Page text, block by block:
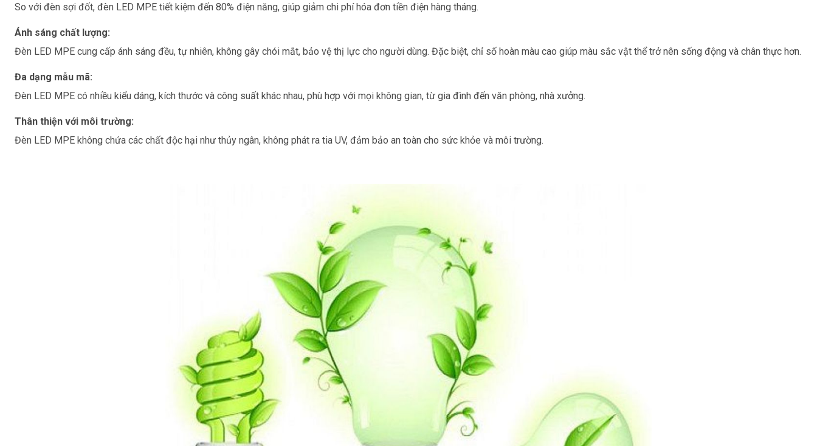
So với đèn sợi đốt, đèn LED MPE tiết kiệm đến 80% điện năng, giúp giảm chi phí hóa đơn tiền điện hàng tháng.
Ánh sáng chất lượng:
Đèn LED MPE cung cấp ánh sáng đều, tự nhiên, không gây chói mắt, bảo vệ thị lực cho người dùng. Đặc biệt, chỉ số hoàn màu cao giúp màu sắc vật thể trở nên sống động và chân thực hơn.
Đa dạng mẫu mã:
Đèn LED MPE có nhiều kiểu dáng, kích thước và công suất khác nhau, phù hợp với mọi không gian, từ gia đình đến văn phòng, nhà xưởng.
Thân thiện với môi trường:
Đèn LED MPE không chứa các chất độc hại như thủy ngân, không phát ra tia UV, đảm bảo an toàn cho sức khỏe và môi trường.